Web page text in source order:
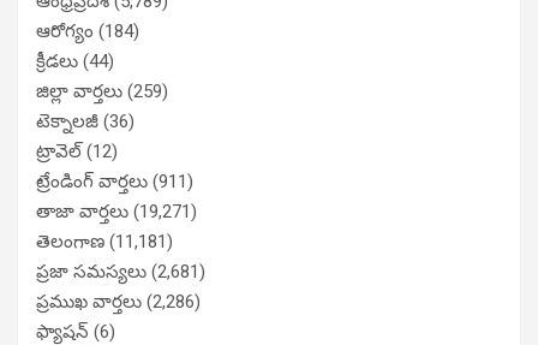
ఆరోగ్యం (184)
క్రీడలు (44)
జిల్లా వార్తలు (259)
టెక్నాలజీ (36)
ట్రావెల్(12)
ట్రేండింగ్ వార్తలు (911)
తాజా వార్తలు (19,271)
తెలంగాణ (11,181)
ప్రజా సమస్యలు (2,681)
ప్రముఖ వార్తలు (2,286)
ఫ్యాషన్ (6)